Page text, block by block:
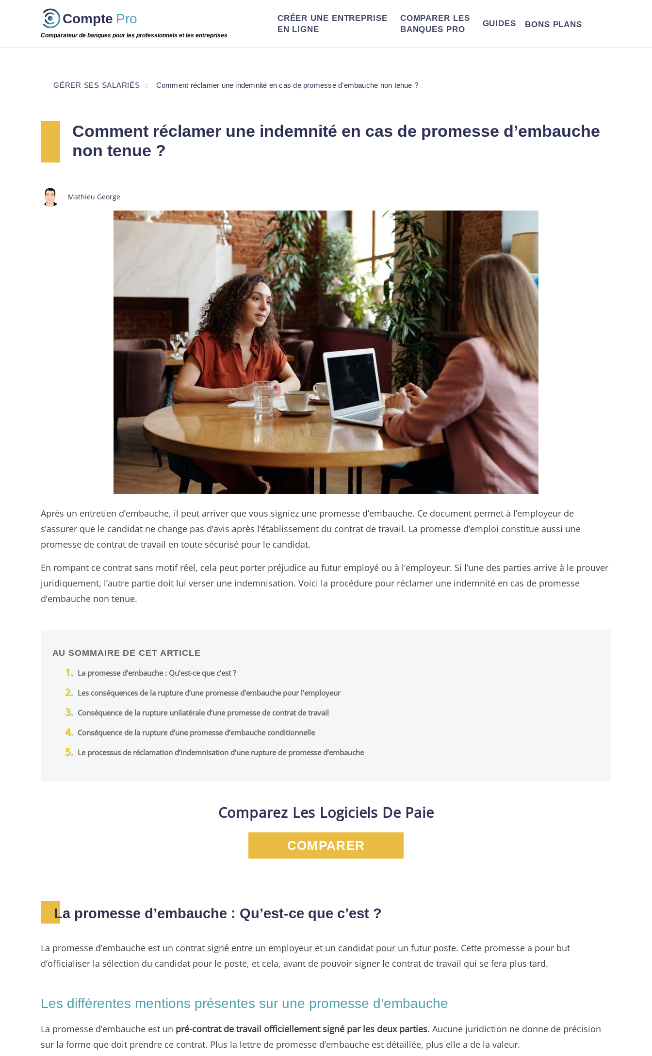
Compte Pro
Comparateur de banques pour les professionnels et les entreprises
CRÉER UNE ENTREPRISE
EN LIGNE
COMPARER LES
BANQUES PRO
GUIDES BONS PLANS
Comment réclamer une indemnité en cas de promesse d’embauche
non tenue ?
Mathieu George
Après un entretien d’embauche, il peut arriver que vous signiez une promesse d’embauche. Ce document permet à l’employeur de
s’assurer que le candidat ne change pas d’avis après l’établissement du contrat de travail. La promesse d’emploi constitue aussi une
promesse de contrat de travail en toute sécurisé pour le candidat.
En rompant ce contrat sans motif réel, cela peut porter préjudice au futur employé ou à l’employeur. Si l’une des parties arrive à le prouver
juridiquement, l’autre partie doit lui verser une indemnisation. Voici la procédure pour réclamer une indemnité en cas de promesse
d’embauche non tenue.
AU SOMMAIRE DE CET ARTICLE
La promesse d’embauche : Qu’est-ce que c’est ?
Les conséquences de la rupture d’une promesse d’embauche pour l’employeur
Conséquence de la rupture unilatérale d’une promesse de contrat de travail
Conséquence de la rupture d’une promesse d’embauche conditionnelle
Le processus de réclamation d’indemnisation d’une rupture de promesse d’embauche
Comparez Les Logiciels De Paie
COMPARER
La promesse d’embauche : Qu’est-ce que c’est ?
La promesse d’embauche est un contrat signé entre un employeur et un candidat pour un futur poste. Cette promesse a pour but
d’officialiser la sélection du candidat pour le poste, et cela, avant de pouvoir signer le contrat de travail qui se fera plus tard.
Les différentes mentions présentes sur une promesse d’embauche
La promesse d’embauche est un pré-contrat de travail officiellement signé par les deux parties. Aucune juridiction ne donne de précision
sur la forme que doit prendre ce contrat. Plus la lettre de promesse d’embauche est détaillée, plus elle a de la valeur.
GÉRER SES SALARIÉS Comment réclamer une indemnité en cas de promesse d’embauche non tenue ?